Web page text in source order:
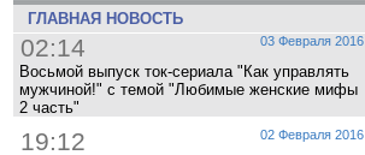
ГЛАВНАЯ НОВОСТЬ
03 Февраля 2016
02:14
Восьмой выпуск ток-сериала "Как управлять
мужчиной!" с темой "Любимые женские мифы
2 часть"
02 Февраля 2016
19:12